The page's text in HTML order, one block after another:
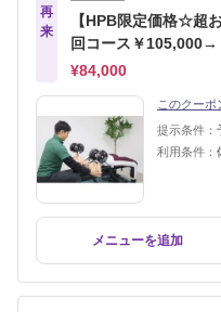
再
来
【HPB限定価格☆超
回コース￥105,000→
¥84,000
このクーポ
提示条件：
利用条件：
メニューを追加